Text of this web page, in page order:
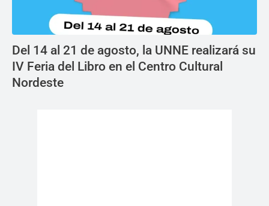
Del 14 al 21 de agosto, la UNNE realizará su
IV Feria del Libro en el Centro Cultural
Nordeste